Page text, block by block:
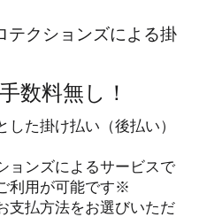
テクションズによる掛
料無し！
た掛け払い（後払い）
ョンズによるサービスで
利用が可能です※
支払方法をお選びいただ